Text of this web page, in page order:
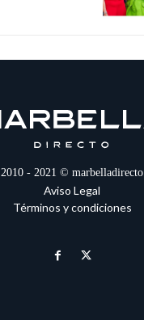
2010 - 2021 © marbelladirecto
Aviso Legal
Términos y condiciones